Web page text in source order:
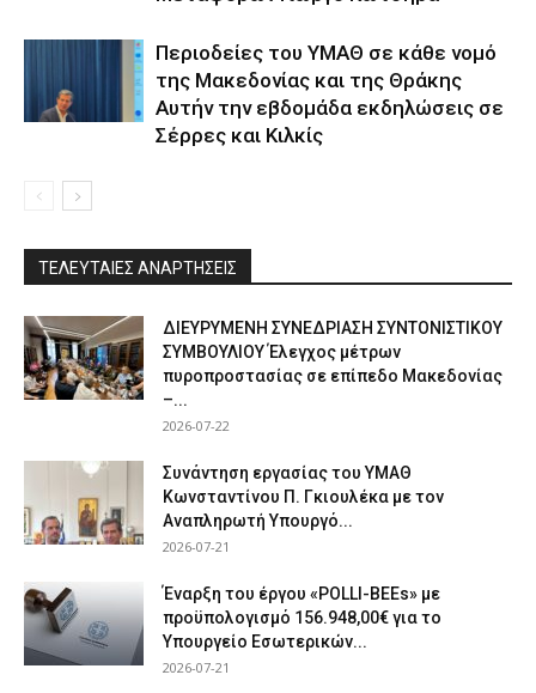
Περιοδείες του ΥΜΑΘ σε κάθε νομό
της Μακεδονίας και της Θράκης
Αυτήν την εβδομάδα εκδηλώσεις σε
Σέρρες και Κιλκίς
ΤΕΛΕΥΤΑΙΕΣ ΑΝΑΡΤΗΣΕΙΣ
ΔΙΕΥΡΥΜΕΝΗ ΣΥΝΕΔΡΙΑΣΗ ΣΥΝΤΟΝΙΣΤΙΚΟΥ
ΣΥΜΒΟΥΛΙΟΥ Έλεγχος μέτρων
πυροπροστασίας σε επίπεδο Μακεδονίας
–...
2026-07-22
Συνάντηση εργασίας του ΥΜΑΘ
Κωνσταντίνου Π. Γκιουλέκα με τον
Αναπληρωτή Υπουργό...
2026-07-21
Έναρξη του έργου «POLLI-BEEs» με
προϋπολογισμό 156.948,00€ για το
Υπουργείο Εσωτερικών...
2026-07-21